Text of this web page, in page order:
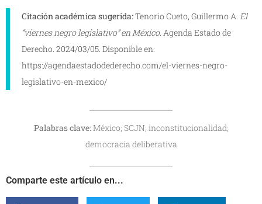
Citación académica sugerida:Tenorio Cueto, Guillermo A. El
“viernes negro legislativo” en México. Agenda Estado de
Derecho. 2024/03/05. Disponible en:
https://agendaestadodederecho.com/el-viernes-negro-
legislativo-en-mexico/
Palabras clave:México; SCJN; inconstitucionalidad;
democracia deliberativa
Comparte este artículo en...